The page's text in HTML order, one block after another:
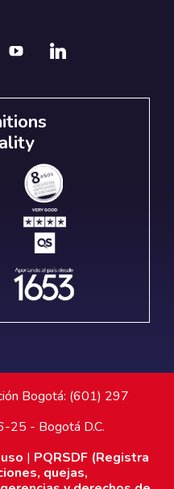
Bogotá: (601) 297
25 - Bogotá D.C.
| PQRSDF (Registra
quejas,